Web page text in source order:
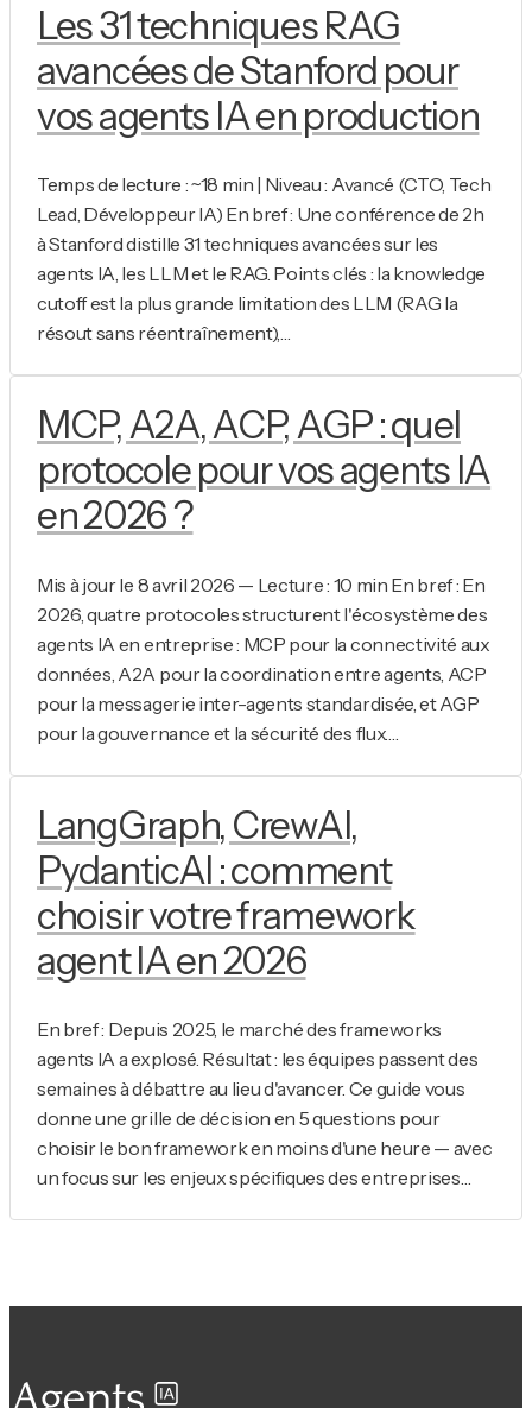
Les 31 techniques RAG
avancées de Stanford pour
vos agents IA en production
Temps de lecture : ~18 min | Niveau : Avancé (CTO, Tech
Lead, Développeur IA) En bref : Une conférence de 2h
à Stanford distille 31 techniques avancées sur les
agents IA, les LLM et le RAG. Points clés : la knowledge
cutoff est la plus grande limitation des LLM (RAG la
résout sans réentraînement),…
MCP, A2A, ACP, AGP : quel
protocole pour vos agents IA
en 2026 ?
Mis à jour le 8 avril 2026 — Lecture : 10 min En bref : En
2026, quatre protocoles structurent l'écosystème des
agents IA en entreprise : MCP pour la connectivité aux
données, A2A pour la coordination entre agents, ACP
pour la messagerie inter-agents standardisée, et AGP
pour la gouvernance et la sécurité des flux.…
LangGraph, CrewAI,
PydanticAI : comment
choisir votre framework
agent IA en 2026
En bref : Depuis 2025, le marché des frameworks
agents IA a explosé. Résultat : les équipes passent des
semaines à débattre au lieu d'avancer. Ce guide vous
donne une grille de décision en 5 questions pour
choisir le bon framework en moins d'une heure — avec
un focus sur les enjeux spécifiques des entreprises…